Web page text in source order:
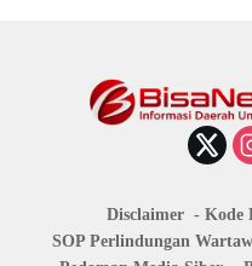
Disclaimer
Kode
SOP Perlindungan